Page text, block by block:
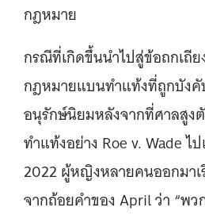
กฎหมาย
กรณีที่เกิดขึ้นนำไปสู่ข้อถกเถีย
กฎหมายแบนทำแท้งที่ถูกบังคั
อนุรักษ์นิยมหลังจากที่ศาลสูง
ทำแท้งอย่าง Roe v. Wade ไ
2022 ผู้หญิงหลายคนออกมาเ
จากถ้อยคำของ April ว่า “พว